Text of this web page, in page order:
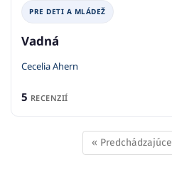
PRE DETI A MLÁDEŽ
Vadná
Cecelia Ahern
5 RECENZIÍ
« Predchádzajúce